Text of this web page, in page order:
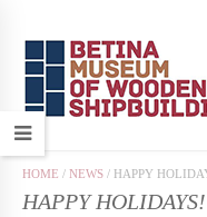
HOME / NEWS / HAPPY
HAPPY HOLIDAYS!